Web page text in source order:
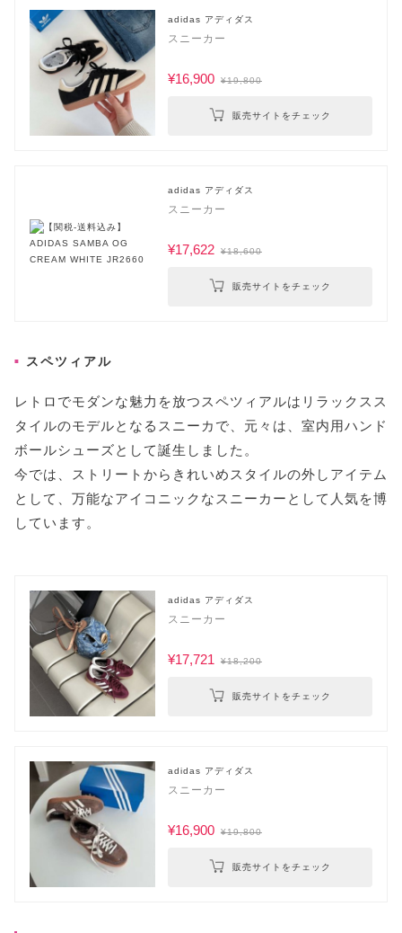
adidas アディダス
スニーカー
¥16,900 ¥19,800
販売サイトをチェック
adidas アディダス
スニーカー
¥17,622 ¥18,600
販売サイトをチェック
スペツィアル
レトロでモダンな魅力を放つスペツィアルはリラックスス
タイルのモデルとなるスニーカで、元々は、室内用ハンド
ボールシューズとして誕生しました。
今では、ストリートからきれいめスタイルの外しアイテム
として、万能なアイコニックなスニーカーとして人気を博
しています。
adidas アディダス
スニーカー
¥17,721 ¥18,200
販売サイトをチェック
adidas アディダス
スニーカー
¥16,900 ¥19,800
販売サイトをチェック